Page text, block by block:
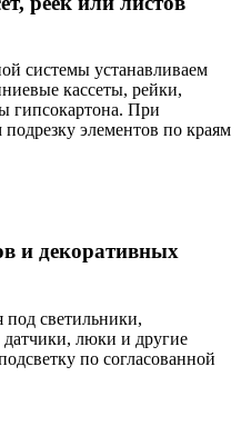
системы устанавливаем
кассеты, рейки,
гипсокартона. При
элементов по краям
и декоративных
под светильники,
люки и другие
по согласованной